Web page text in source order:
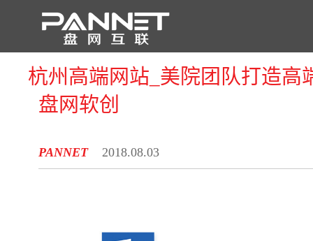
首 页
杭州高端网站_美院团队打造高
盘网软创
PANNET 2018.08.03